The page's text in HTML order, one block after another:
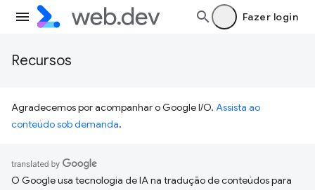
Fazer login
Recursos
Agradecemos por acompanhar o Google I/O. Assista ao
conteúdo sob demanda.
O Google usa tecnologia de IA na tradução de conteúdos para